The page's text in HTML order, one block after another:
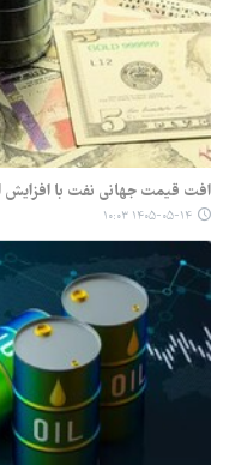
افت قیمت جهانی نفت با افزایش
۱۴۰۵-۰۵-۱۴ ۱۰:۰۳